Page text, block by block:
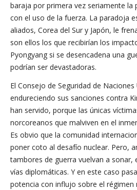
baraja por primera vez seriamente la
con el uso de la fuerza. La paradoja
aliados, Corea del Sur y Japón, le
son ellos los que recibirían los
Pyongyang si se desencadena una
podrían ser devastadoras.
El Consejo de Seguridad de
endureciendo sus sanciones contra
han servido, porque las únicas
norcoreanos que malviven en el
Es obvio que la comunidad
poner coto al desafío nuclear. Pero,
tambores de guerra vuelvan a sonar,
vías diplomáticas. Y en este caso
potencia con influjo sobre el